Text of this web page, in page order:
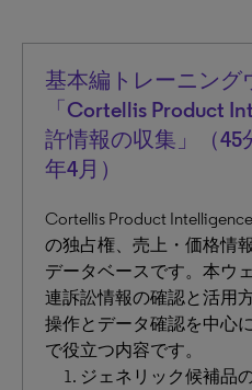
基本編トレーニング
「Cortellis Product
許情報の収集」（45
年4月）
Cortellis Product
の独占権、売上・価格情
データベースです。本ウ
連訴訟情報の確認と活用
操作とデータ確認を中心
で役立つ内容です。
ジェネリック候補品